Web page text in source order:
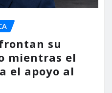
su
mientras el
el apoyo al